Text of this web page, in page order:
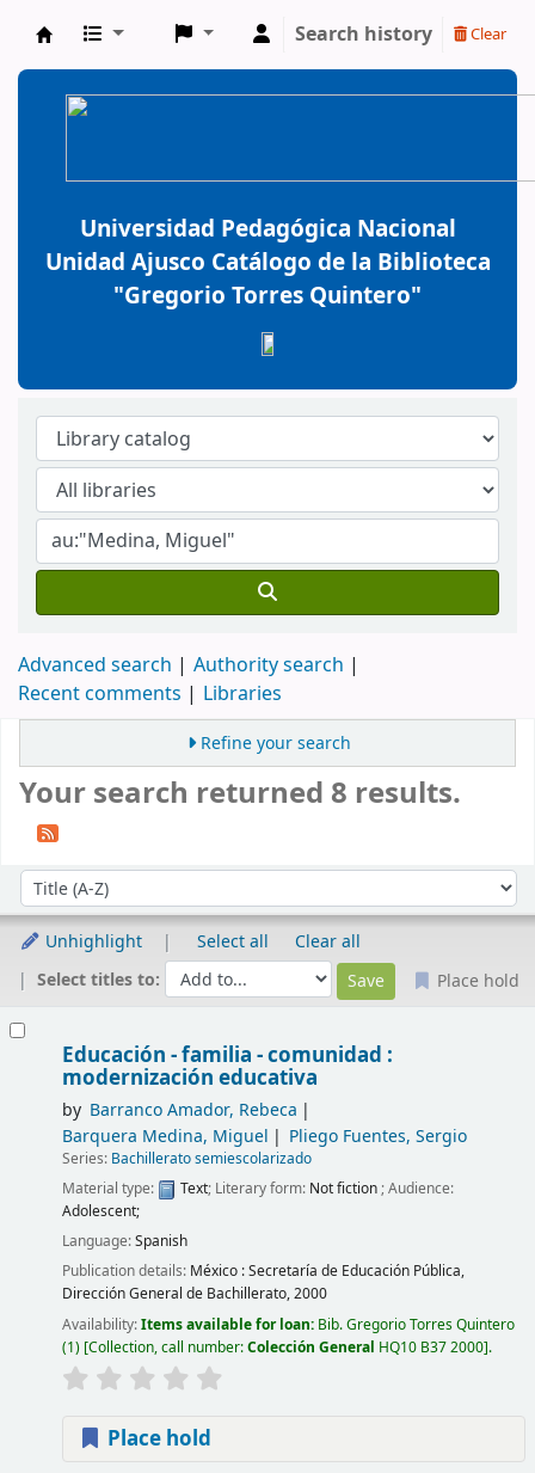
BiblioGTQ
Search history Clear
Universidad Pedagógica Nacional
Unidad Ajusco Catálogo de la Biblioteca
"Gregorio Torres Quintero"
Advanced search
Authority search
Recent comments
Libraries
Refine your search
Your search returned 8 results.
Sort by:
Unhighlight Select all
Clear all
Select titles to:
Place hold
Educación - familia - comunidad :
modernización educativa
by Barranco Amador, Rebeca
Barquera Medina, Miguel
Pliego Fuentes, Sergio
Series: Bachillerato semiescolarizado
Material type:
Text; Literary form: Not fiction; Audience:
Adolescent;
Language:Spanish
Publication details: México :Secretaría de Educación Pública,
Dirección General de Bachillerato,2000
Availability:Items available for loan: Bib. Gregorio Torres Quintero
(1) Collection, call number:Colección General HQ10 B37 2000 .
Place hold